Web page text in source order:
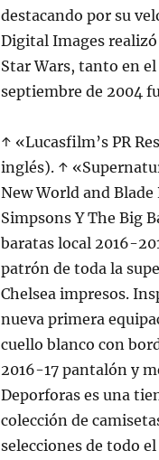
destacando por su
Digital Images
Star Wars, tanto en
septiembre de 2004
↑ «Lucasfilm’s PR
inglés). ↑
New World and Blade
Simpsons Y The Big
baratas local 2016-
patrón de toda la
Chelsea impresos.
nueva primera
cuello blanco con
2016-17 pantalón y
Deporforas es una
colección de
selecciones de todo